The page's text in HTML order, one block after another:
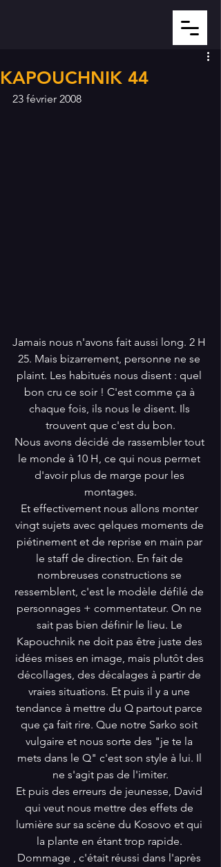
KAPOUCHNIK 44
23 février 2008
Jamais nous n'avons fait aussi long. 2 H
25. Mais bizarrement, personne ne se
plaint. Les habitués nous disent : quel
bon cru ce soir ! C'est comme ça à
chaque fois, ils nous le disent. Ils
trouvent que c'est du bon.
Nous avons décidé de rassembler tout
le monde à 10 H, ce qui nous permet
d'avoir plus de marge pour les
montages.
Et effectivement nous allons monter
vingt sujets avec qelques moments de
piétinement et de reprise en main par
le staff de direction. En fait de
nombreuses constructions se
ressemblent, c'est le modèle défilé de
personnages + commentateur. On ne
sait pas bien définir le lieu. Le
Kapouchnik ne doit pas être juste des
idées mises en image, mais plutôt des
décollages, des décalages à partir de
vraies situations. Et puis il y a une
tendance à mettre du Q partout parce
que ça fait rire. Que notre Sarko soit
vulgaire et nous sorte des "je te la
mets dans le Q" c'est son style à lui. Il
ne s'agit pas de l'imiter.
Et puis des erreurs de jeunesse, David
qui veut nous mettre des effets de
lumière sur sa scène du Kosovo et qui
la plante en étant trop rapide.
Dommage , c'était réussi dans l'après